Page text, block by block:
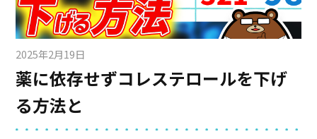
は、禁煙するとどんな体の変化があるのでしょ
うか。 今回はまず禁煙からの期間ごとに、みる
みる変わっていく体の変化について一緒に見て
いきましょう。
2025年2月19日
薬に依存せずコレステロールを下げ
る方法と